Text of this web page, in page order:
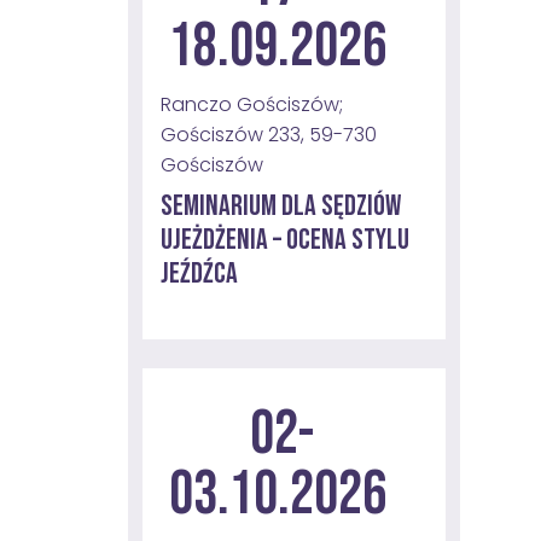
18.09.2026
Ranczo Gościszów;
Gościszów 233, 59-730
Gościszów
Seminarium dla sędziów
ujeżdżenia – ocena stylu
jeźdźca
02-
03.10.2026